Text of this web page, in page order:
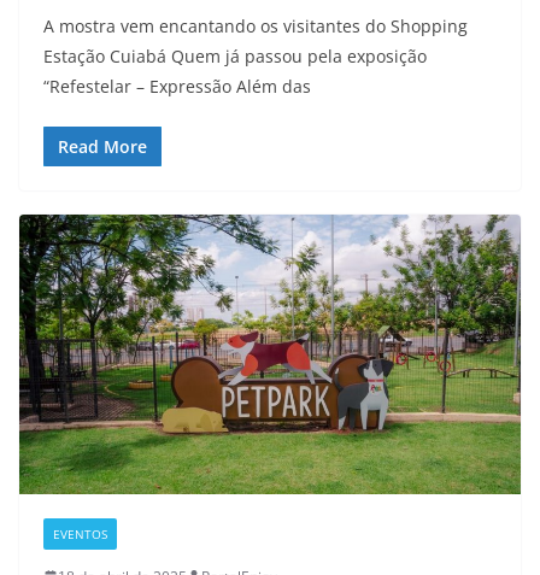
A mostra vem encantando os visitantes do Shopping
Estação Cuiabá Quem já passou pela exposição
“Refestelar – Expressão Além das
Read More
EVENTOS